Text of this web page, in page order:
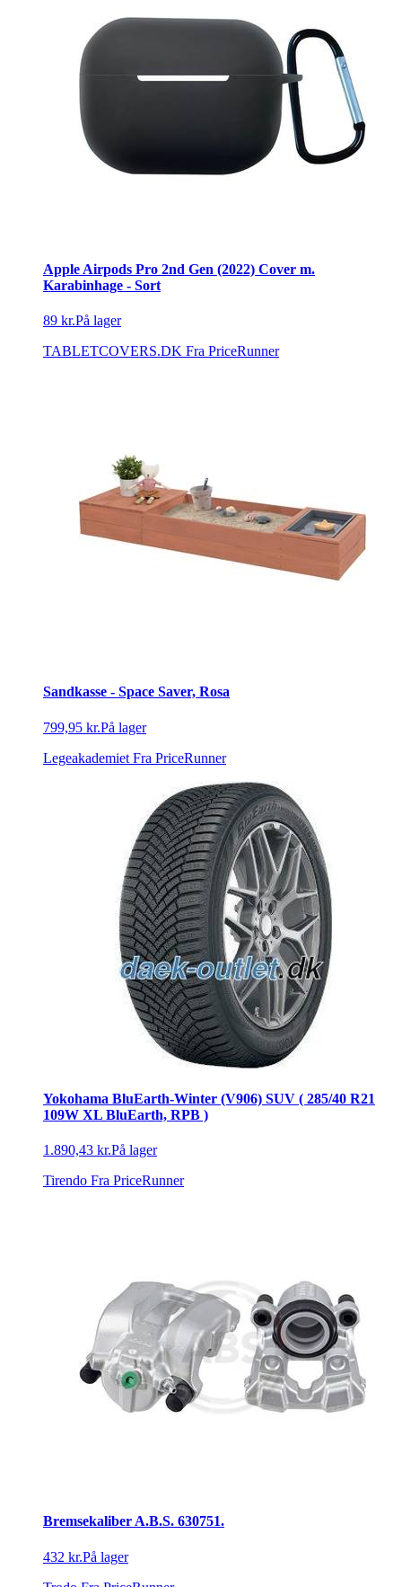
Apple Airpods Pro 2nd Gen (2022) Cover m.
Karabinhage - Sort
89 kr.På lager
TABLETCOVERS.DK Fra PriceRunner
Sandkasse - Space Saver, Rosa
799,95 kr.På lager
Legeakademiet Fra PriceRunner
Yokohama BluEarth-Winter (V906) SUV ( 285/40 R21
109W XL BluEarth, RPB )
1.890,43 kr.På lager
Tirendo Fra PriceRunner
Bremsekaliber A.B.S. 630751.
432 kr.På lager